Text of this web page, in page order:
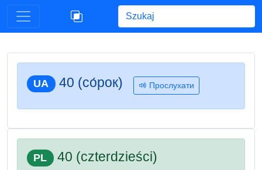
Begin typing for results.
UA 40 (со́рок) Прослухати
PL 40 (czterdzieści)